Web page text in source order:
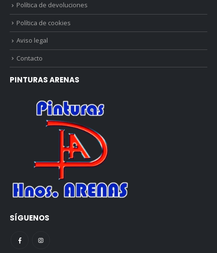
Política de devoluciones
Política de cookies
Aviso legal
Contacto
PINTURAS ARENAS
SÍGUENOS